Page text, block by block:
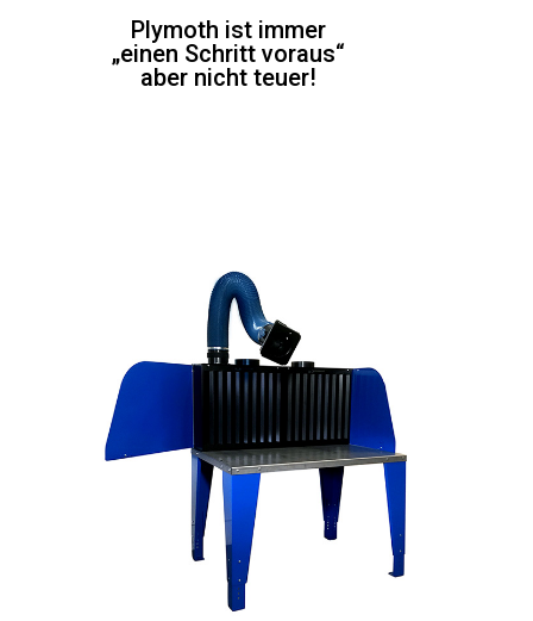
Plymoth ist immer
„einen Schritt voraus“
aber nicht teuer!